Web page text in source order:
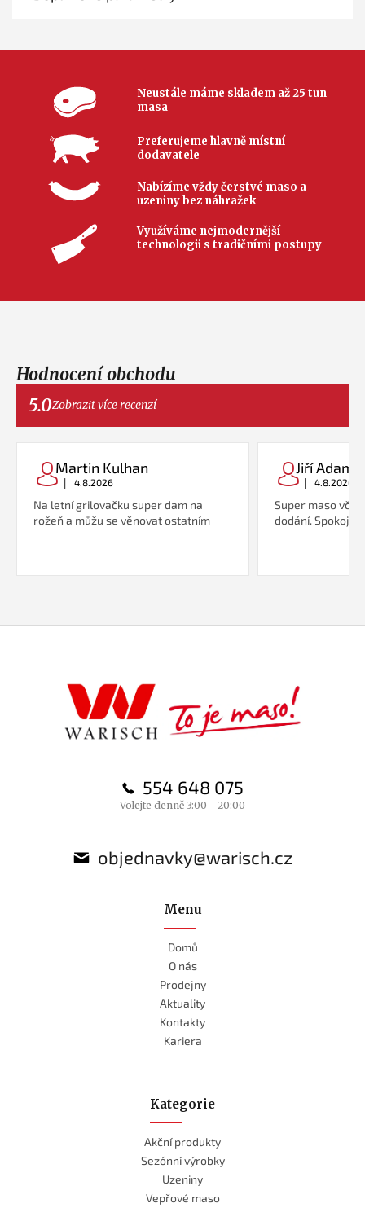
Neustále máme skladem až 25 tun
masa
Preferujeme hlavně místní
dodavatele
Nabízíme vždy čerstvé maso a
uzeniny bez náhražek
Využíváme nejmodernější
technologii s tradičními postupy
Hodnocení obchodu
5.0Zobrazit více recenzí
Martin Kulhan
| 4.8.2026
Na letní grilovačku super dam na
rožeň a můžu se věnovat ostatním
Jiří
| 4.8.2026
Super maso
dodání.
554 648 075
Volejte denně 3:00 - 20:00
objednavky@warisch.cz
Menu
Domů
O nás
Prodejny
Aktuality
Kontakty
Kariera
Kategorie
Akční produkty
Sezónní výrobky
Uzeniny
Vepřové maso